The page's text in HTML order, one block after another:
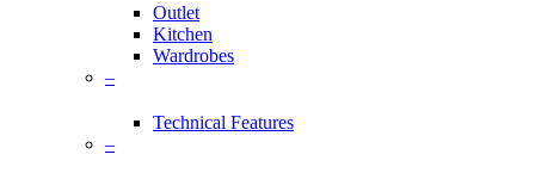
Outlet
Kitchen
Wardrobes
–
Technical Features
–